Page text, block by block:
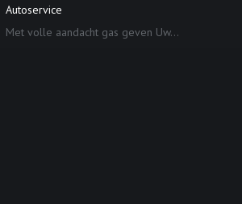
Autoservice
Met volle aandacht gas geven Uw...